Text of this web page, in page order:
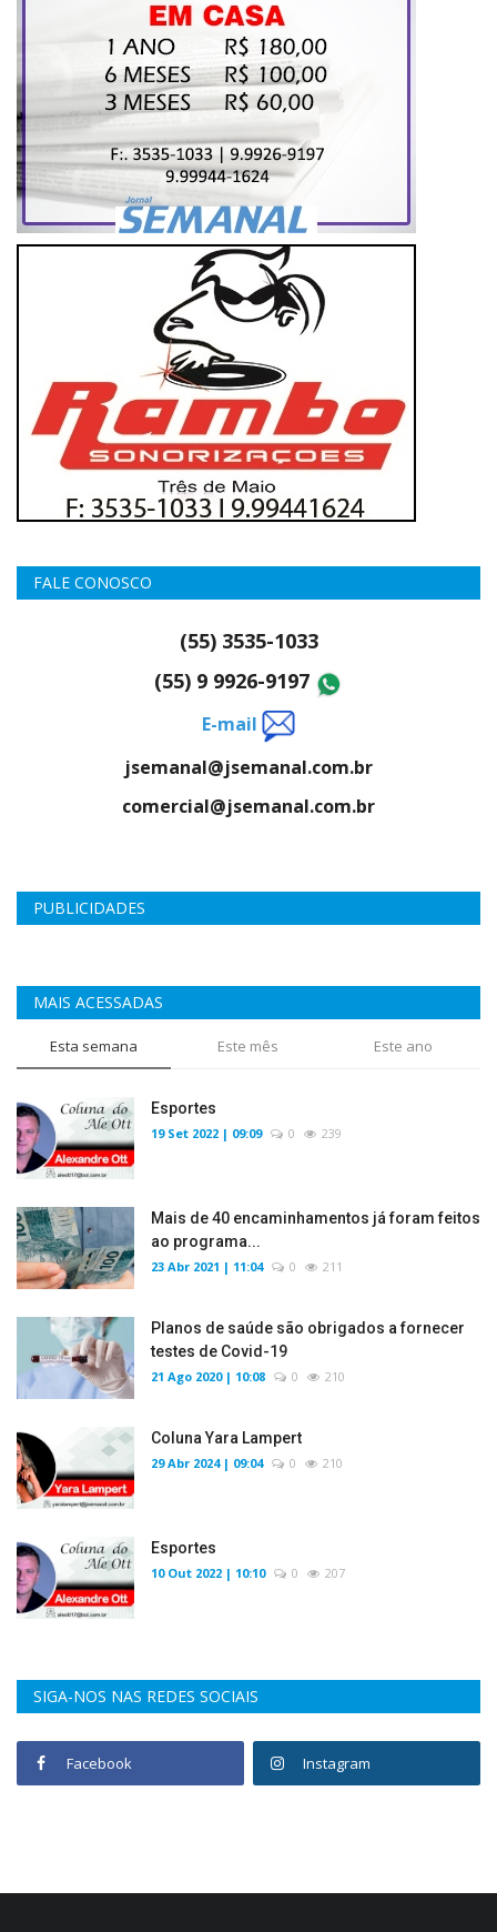
FALE CONOSCO
(55) 3535-1033
(55) 9 9926-9197
E-mail
jsemanal@jsemanal.com.br
comercial@jsemanal.com.br
PUBLICIDADES
MAIS ACESSADAS
Esta semana Este mês Este ano
Esportes
19 Set 2022 | 09:09 0 239
Mais de 40 encaminhamentos já foram feitos
ao programa...
23 Abr 2021 | 11:04 0 211
Planos de saúde são obrigados a fornecer
testes de Covid-19
21 Ago 2020 | 10:08 0 210
Coluna Yara Lampert
29 Abr 2024 | 09:04 0 210
Esportes
10 Out 2022 | 10:10 0 207
SIGA-NOS NAS REDES SOCIAIS
Facebook Instagram